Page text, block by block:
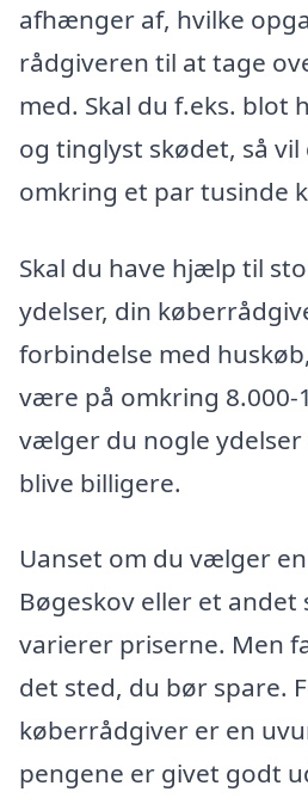
afhænger af, hvilke
rådgiveren til at tage
med. Skal du f.eks. blot
og tinglyst skødet, så
omkring et par tusinde
Skal du have hjælp til
ydelser, din
forbindelse med
være på omkring 8.000-
vælger du nogle ydelser
blive billigere.
Uanset om du vælger
Bøgeskov eller et andet
varierer priserne. Men
det sted, du bør spare.
køberrådgiver er en
pengene er givet godt